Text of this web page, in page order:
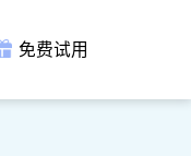
免费试用